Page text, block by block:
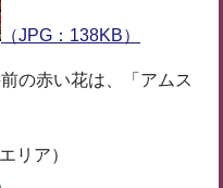
（JPG：138KB）
の赤い花は、「アムス
リア）